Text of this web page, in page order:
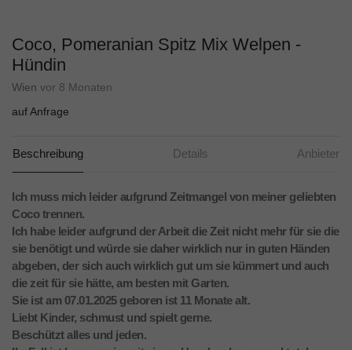
Coco, Pomeranian Spitz Mix Welpen -
Hündin
Wien vor 8 Monaten
auf Anfrage
Beschreibung Details Anbieter
Ich muss mich leider aufgrund Zeitmangel von meiner geliebten
Coco trennen.
Ich habe leider aufgrund der Arbeit die Zeit nicht mehr für sie die
sie benötigt und würde sie daher wirklich nur in guten Händen
abgeben, der sich auch wirklich gut um sie kümmert und auch
die zeit für sie hätte, am besten mit Garten.
Sie ist am 07.01.2025 geboren ist 11 Monate alt.
Liebt Kinder, schmust und spielt gerne.
Beschützt alles und jeden.